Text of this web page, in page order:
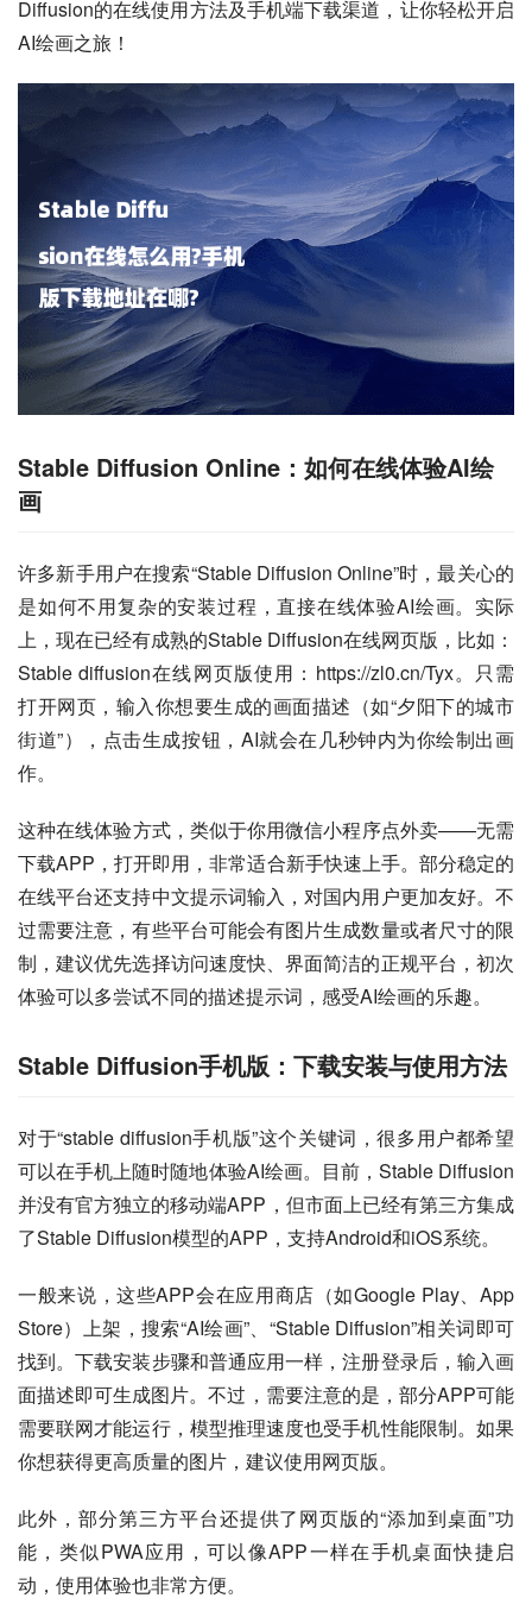
Diffusion的在线使用方法及手机端下载渠道，让你轻松开启
AI绘画之旅！
Stable Diffusion Online：如何在线体验AI绘
画
许多新手用户在搜索“Stable Diffusion Online”时，最关心的
是如何不用复杂的安装过程，直接在线体验AI绘画。实际
上，现在已经有成熟的Stable Diffusion在线网页版，比如：
Stable diffusion在线网页版使用：https://zl0.cn/Tyx。只需
打开网页，输入你想要生成的画面描述（如“夕阳下的城市
街道”），点击生成按钮，AI就会在几秒钟内为你绘制出画
作。
这种在线体验方式，类似于你用微信小程序点外卖——无需
下载APP，打开即用，非常适合新手快速上手。部分稳定的
在线平台还支持中文提示词输入，对国内用户更加友好。不
过需要注意，有些平台可能会有图片生成数量或者尺寸的限
制，建议优先选择访问速度快、界面简洁的正规平台，初次
体验可以多尝试不同的描述提示词，感受AI绘画的乐趣。
Stable Diffusion手机版：下载安装与使用方法
对于“stable diffusion手机版”这个关键词，很多用户都希望
可以在手机上随时随地体验AI绘画。目前，Stable Diffusion
并没有官方独立的移动端APP，但市面上已经有第三方集成
了Stable Diffusion模型的APP，支持Android和iOS系统。
一般来说，这些APP会在应用商店（如Google Play、App
Store）上架，搜索“AI绘画”、“Stable Diffusion”相关词即可
找到。下载安装步骤和普通应用一样，注册登录后，输入画
面描述即可生成图片。不过，需要注意的是，部分APP可能
需要联网才能运行，模型推理速度也受手机性能限制。如果
你想获得更高质量的图片，建议使用网页版。
此外，部分第三方平台还提供了网页版的“添加到桌面”功
能，类似PWA应用，可以像APP一样在手机桌面快捷启
动，使用体验也非常方便。